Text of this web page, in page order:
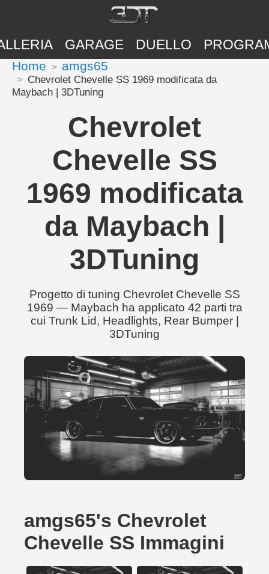
GARAGE DUELLO
Home amgs65
Chevrolet Chevelle SS 1969 modificata da
Maybach | 3DTuning
Chevrolet
Chevelle SS
1969 modificata
da Maybach |
3DTuning
Progetto di tuning Chevrolet Chevelle SS
1969 — Maybach ha applicato 42 parti tra
cui Trunk Lid, Headlights, Rear Bumper |
3DTuning
amgs65's Chevrolet
Chevelle SS Immagini